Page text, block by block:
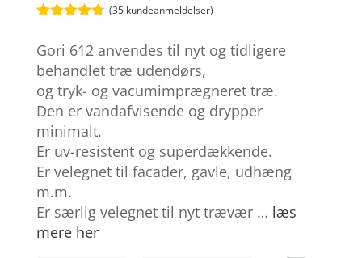
ud af 5
baseret på
kundebedø
mmelser
(35 kundeanmeldelser)
Gori 612 anvendes til nyt og tidligere
behandlet træ udendørs,
og tryk- og vacumimprægneret træ.
Den er vandafvisende og drypper
minimalt.
Er uv-resistent og superdækkende.
Er velegnet til facader, gavle, udhæng
m.m.
Er særlig velegnet til nyt trævær … læs
mere her